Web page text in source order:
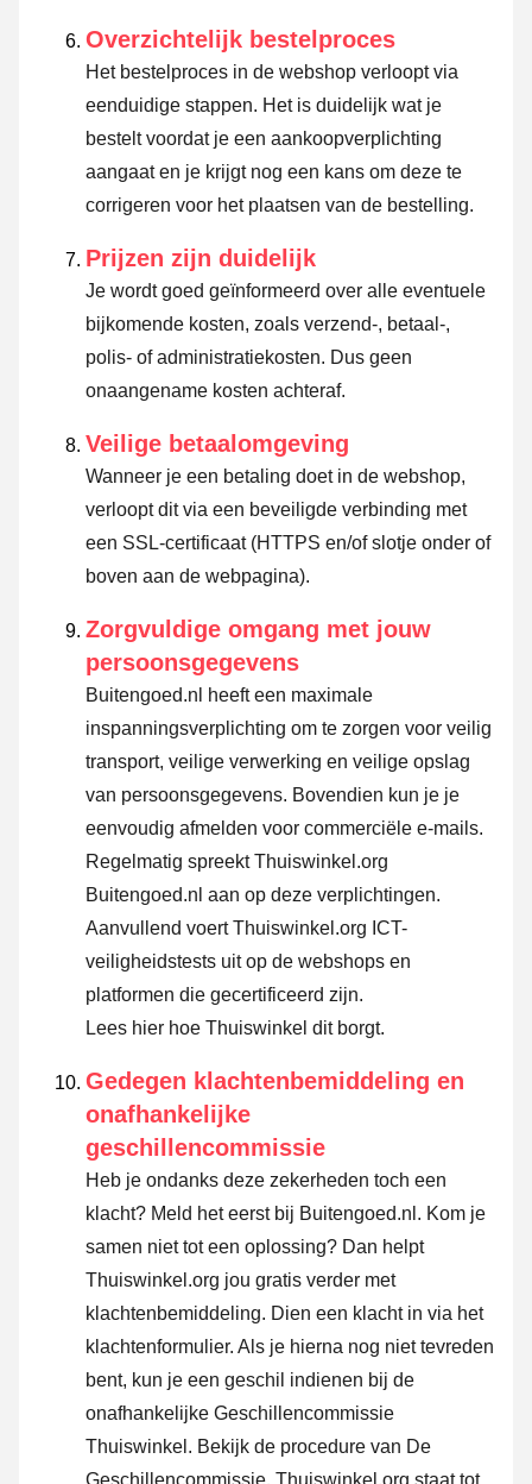
Overzichtelijk bestelproces
Het bestelproces in de webshop verloopt via
eenduidige stappen. Het is duidelijk wat je
bestelt voordat je een aankoopverplichting
aangaat en je krijgt nog een kans om deze te
corrigeren voor het plaatsen van de bestelling.
Prijzen zijn duidelijk
Je wordt goed geïnformeerd over alle eventuele
bijkomende kosten, zoals verzend-, betaal-,
polis- of administratiekosten. Dus geen
onaangename kosten achteraf.
Veilige betaalomgeving
Wanneer je een betaling doet in de webshop,
verloopt dit via een beveiligde verbinding met
een SSL-certificaat (HTTPS en/of slotje onder of
boven aan de webpagina).
Zorgvuldige omgang met jouw
persoonsgegevens
Buitengoed.nl heeft een maximale
inspanningsverplichting om te zorgen voor veilig
transport, veilige verwerking en veilige opslag
van persoonsgegevens. Bovendien kun je je
eenvoudig afmelden voor commerciële e-mails.
Regelmatig spreekt Thuiswinkel.org
Buitengoed.nl aan op deze verplichtingen.
Aanvullend voert Thuiswinkel.org ICT-
veiligheidstests uit op de webshops en
platformen die gecertificeerd zijn.
Lees hier hoe Thuiswinkel dit borgt.
Gedegen klachtenbemiddeling en
onafhankelijke
geschillencommissie
Heb je ondanks deze zekerheden toch een
klacht? Meld het eerst bij Buitengoed.nl. Kom je
samen niet tot een oplossing? Dan helpt
Thuiswinkel.org jou gratis verder met
klachtenbemiddeling. Dien een klacht in via het
klachtenformulier. Als je hierna nog niet tevreden
bent, kun je een geschil indienen bij de
onafhankelijke Geschillencommissie
Thuiswinkel. Bekijk de procedure van De
Geschillencommissie. Thuiswinkel.org staat tot